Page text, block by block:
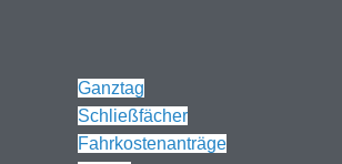
Ganztag
Schließfächer
Fahrkostenanträge